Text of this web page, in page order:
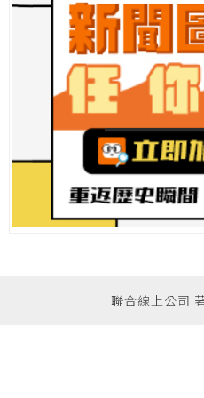
聯合線上公司